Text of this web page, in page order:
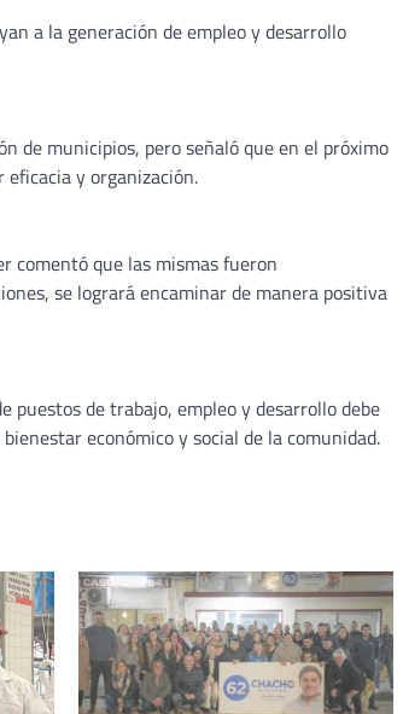
a la generación de empleo y desarrollo
de municipios, pero señaló que en el próximo
y organización.
comentó que las mismas fueron
se logrará encaminar de manera positiva
puestos de trabajo, empleo y desarrollo debe
económico y social de la comunidad.